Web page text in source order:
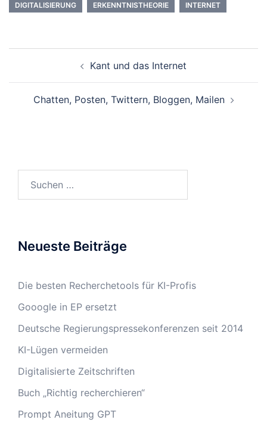
DIGITALISIERUNG ERKENNTNISTHEORIE INTERNET
Navigation Kant und das Internet
Chatten, Posten, Twittern, Bloggen, Mailen
Neueste Beiträge
Die besten Recherchetools für KI-Profis
Gooogle in EP ersetzt
Deutsche Regierungspressekonferenzen seit 2014
KI-Lügen vermeiden
Digitalisierte Zeitschriften
Buch „Richtig recherchieren“
Prompt Aneitung GPT